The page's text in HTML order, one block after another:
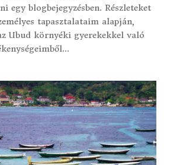
egy blogbejegyzésben. Részleteket
tapasztalataim alapján,
Ubud környéki gyerekekkel való